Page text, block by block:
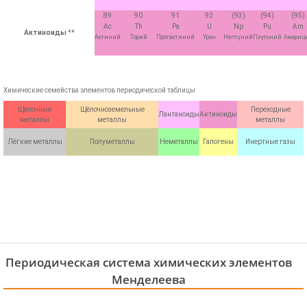
Актиноиды **
89
Ac
Актиний
90
Th
Торий
91
Pa
Протактиний
92
U
Уран
(93)
Np
Нептуний
(94)
Pu
Плутоний
(95)
Am
Химические семейства элементов периодической таблицы
Щелочные
металлы
Щёлочноземельные
металлы
ЛантаноидыАктиноиды
Переходные
металлы
Лёгкие металлы Полуметаллы Неметаллы Галогены Инертные газы
Периодическая система химических элементов
Менделеева